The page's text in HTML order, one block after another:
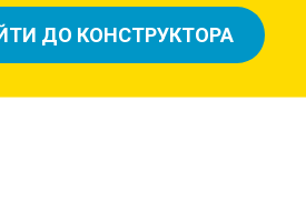
ДО КОНСТРУКТОРА